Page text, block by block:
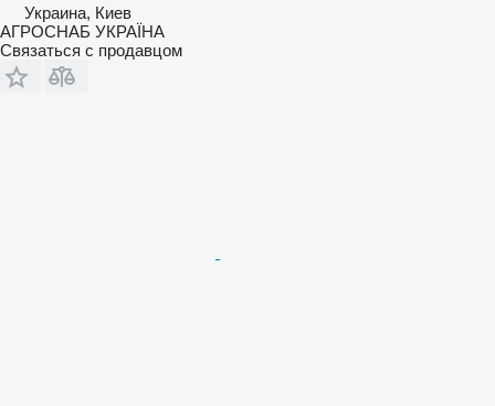
Украина, Киев
АГРОСНАБ УКРАЇНА
Связаться с продавцом